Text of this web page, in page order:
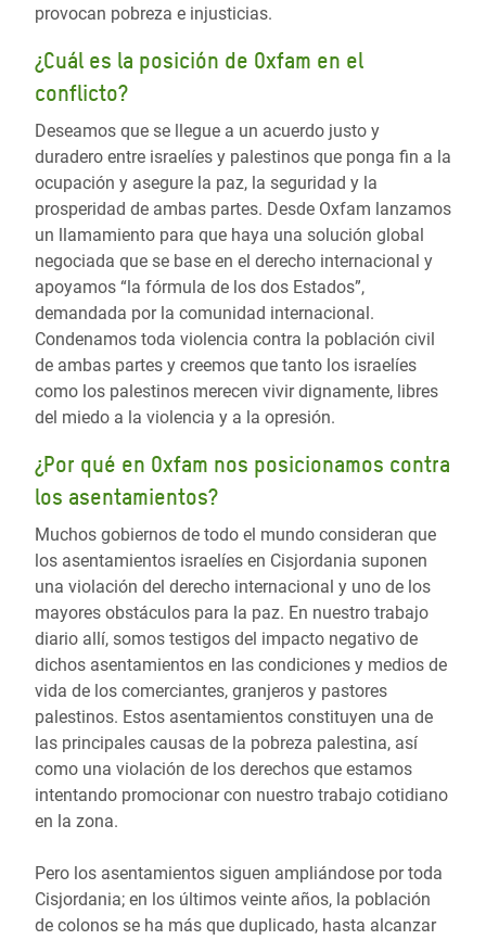
provocan pobreza e injusticias.
¿Cuál es la posición de Oxfam en el
conflicto?
Deseamos que se llegue a un acuerdo justo y
duradero entre israelíes y palestinos que ponga fin a la
ocupación y asegure la paz, la seguridad y la
prosperidad de ambas partes. Desde Oxfam lanzamos
un llamamiento para que haya una solución global
negociada que se base en el derecho internacional y
apoyamos “la fórmula de los dos Estados”,
demandada por la comunidad internacional.
Condenamos toda violencia contra la población civil
de ambas partes y creemos que tanto los israelíes
como los palestinos merecen vivir dignamente, libres
del miedo a la violencia y a la opresión.
¿Por qué en Oxfam nos posicionamos contra
los asentamientos?
Muchos gobiernos de todo el mundo consideran que
los asentamientos israelíes en Cisjordania suponen
una violación del derecho internacional y uno de los
mayores obstáculos para la paz. En nuestro trabajo
diario allí, somos testigos del impacto negativo de
dichos asentamientos en las condiciones y medios de
vida de los comerciantes, granjeros y pastores
palestinos. Estos asentamientos constituyen una de
las principales causas de la pobreza palestina, así
como una violación de los derechos que estamos
intentando promocionar con nuestro trabajo cotidiano
en la zona.
Pero los asentamientos siguen ampliándose por toda
Cisjordania; en los últimos veinte años, la población
de colonos se ha más que duplicado, hasta alcanzar